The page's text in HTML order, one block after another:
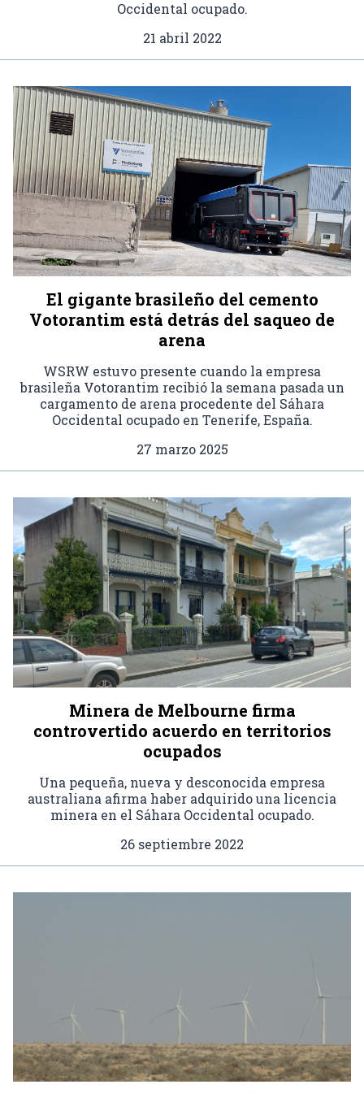
Occidental ocupado.
21 abril 2022
El gigante brasileño del cemento
Votorantim está detrás del saqueo de
arena
WSRW estuvo presente cuando la empresa
brasileña Votorantim recibió la semana pasada un
cargamento de arena procedente del Sáhara
Occidental ocupado en Tenerife, España.
27 marzo 2025
Minera de Melbourne firma
controvertido acuerdo en territorios
ocupados
Una pequeña, nueva y desconocida empresa
australiana afirma haber adquirido una licencia
minera en el Sáhara Occidental ocupado.
26 septiembre 2022